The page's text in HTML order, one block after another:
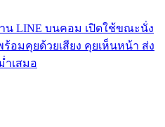
น LINE บนคอม เปิดใช้ขณะนั่ง
อมคุยด้วยเสียง คุยเห็นหน้า ส่ง
ำเสมอ